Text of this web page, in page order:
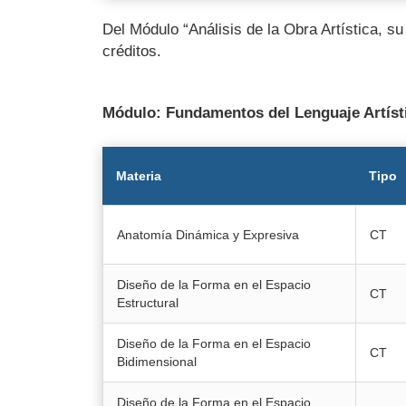
Del Módulo “Análisis de la Obra Artística,
créditos.
Módulo: Fundamentos del Lenguaje
Materia Tipo
Anatomía Dinámica y Expresiva CT
Diseño de la Forma en el Espacio
Estructural
CT
Diseño de la Forma en el Espacio
Bidimensional
CT
Diseño de la Forma en el Espacio